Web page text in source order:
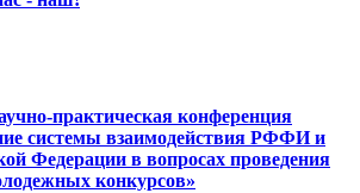
практическая конференция
системы взаимодействия РФФИ и
Федерации в вопросах проведения
конкурсов»